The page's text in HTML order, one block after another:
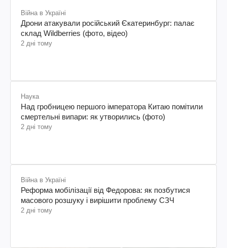
Війна в Україні
Дрони атакували російський Єкатеринбург: палає
склад Wildberries (фото, відео)
2 дні тому
Наука
Над гробницею першого імператора Китаю помітили
смертельні випари: як утворились (фото)
2 дні тому
Війна в Україні
Реформа мобілізації від Федорова: як позбутися
масового розшуку і вирішити проблему СЗЧ
2 дні тому